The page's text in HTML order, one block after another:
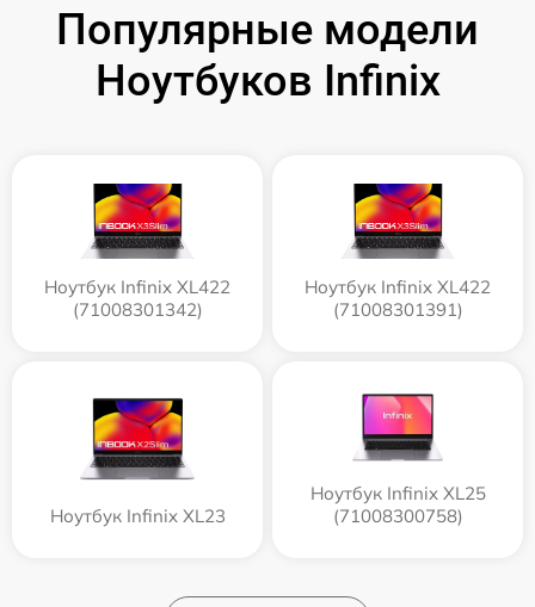
Популярные модели
Ноутбуков Infinix
Ноутбук Infinix XL422
(71008301342)
Ноутбук Infinix XL422
(71008301391)
Ноутбук Infinix XL23
Ноутбук Infinix XL25
(71008300758)